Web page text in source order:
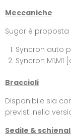
Meccaniche
Sugar è
Syncron auto
Syncron M1,M1
Braccioli
Disponibile sia
previsti nella
Sedile &